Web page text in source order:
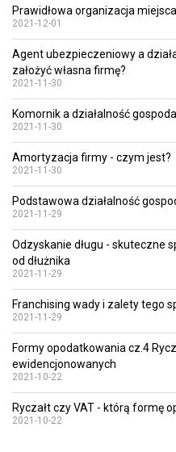
Prawidłowa organizacja
2021-12-01
Agent ubezpieczeniowy a
założyć własna firmę?
2021-11-30
Komornik a działalność
2021-11-30
Amortyzacja firmy - czym jest?
2021-11-30
Podstawowa działalność
2021-11-29
Odzyskanie długu - skuteczne
od dłużnika
2021-11-29
Franchising wady i zalety tego
2021-11-29
Formy opodatkowania cz.4
ewidencjonowanych
2021-10-22
Ryczałt czy VAT - którą formę
2021-10-22